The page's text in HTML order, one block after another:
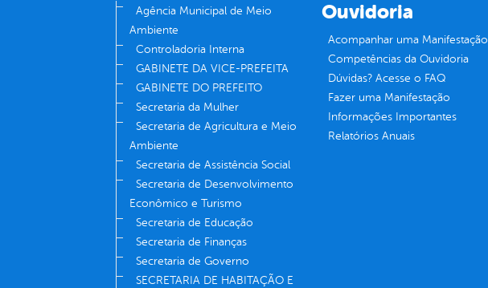
Agência Municipal de Meio
Ambiente
Controladoria Interna
GABINETE DA VICE-PREFEITA
GABINETE DO PREFEITO
Secretaria da Mulher
Secretaria de Agricultura e Meio
Ambiente
Secretaria de Assistência Social
Secretaria de Desenvolvimento
Econômico e Turismo
Secretaria de Educação
Secretaria de Finanças
Secretaria de Governo
SECRETARIA DE HABITAÇÃO E
Ouvidoria
Acompanhar uma Manifestação
Competências da Ouvidoria
Dúvidas? Acesse o FAQ
Fazer uma Manifestação
Informações Importantes
Relatórios Anuais